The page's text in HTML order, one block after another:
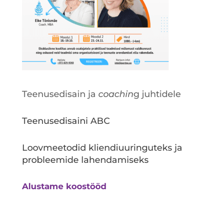
Teenusedisain ja coaching juhtidele
Teenusedisaini ABC
Loovmeetodid kliendiuuringuteks ja
probleemide lahendamiseks
Alustame koostööd